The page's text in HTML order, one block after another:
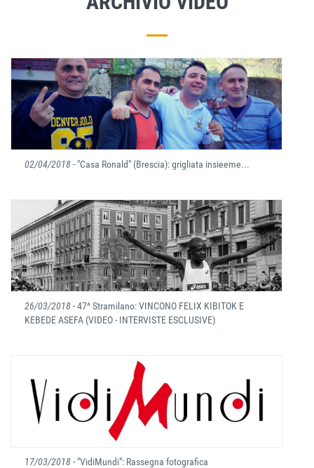
02/04/2018- "Casa Ronald" (Brescia): grigliata insieeme...
26/03/2018- 47^ Stramilano: VINCONO FELIX KIBITOK E
KEBEDE ASEFA (VIDEO - INTERVISTE ESCLUSIVE)
17/03/2018- "VidiMundi": Rassegna fotografica